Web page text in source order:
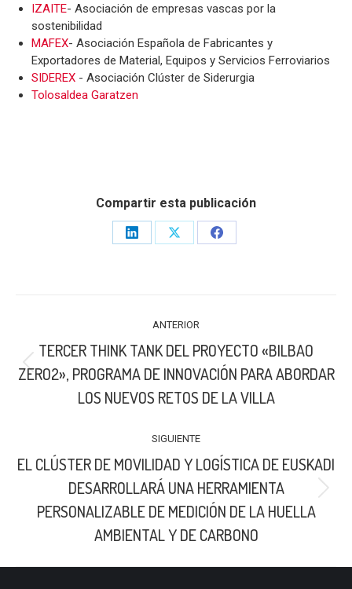
IZAITE- Asociación de empresas vascas por la
sostenibilidad
MAFEX- Asociación Española de Fabricantes y
Exportadores de Material, Equipos y Servicios Ferroviarios
SIDEREX - Asociación Clúster de Siderurgia
Tolosaldea Garatzen
Compartir esta publicación
Share
Share
Share
PUBLICACIONES
ANTERIOR
Publicación
TERCER THINK TANK DEL PROYECTO «BILBAO
ZERO2», PROGRAMA DE INNOVACIÓN PARA ABORDAR
LOS NUEVOS RETOS DE LA VILLA
SIGUIENTE
Publicación
siguiente:
EL CLÚSTER DE MOVILIDAD Y LOGÍSTICA DE EUSKADI
DESARROLLARÁ UNA HERRAMIENTA
PERSONALIZABLE DE MEDICIÓN DE LA HUELLA
AMBIENTAL Y DE CARBONO